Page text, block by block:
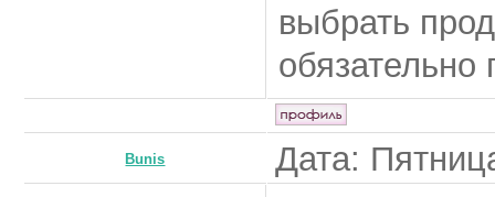
выбрать
обязательно
Bunis Дата: